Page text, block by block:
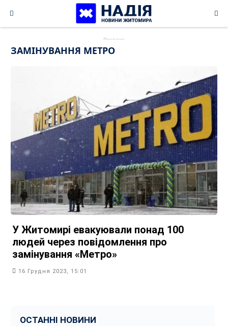
content
ЗАМІНУВАННЯ МЕТРО
У Житомирі евакуювали понад 100
людей через повідомлення про
замінування «Метро»
16 Грудня 2023, 15:01
ОСТАННІ НОВИНИ